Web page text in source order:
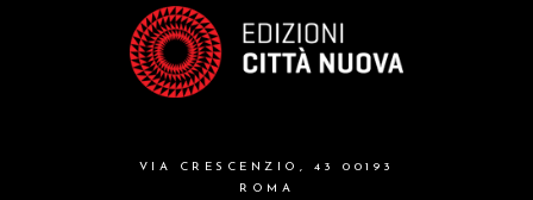
VIA CRESCENZIO, 43 00193
ROMA